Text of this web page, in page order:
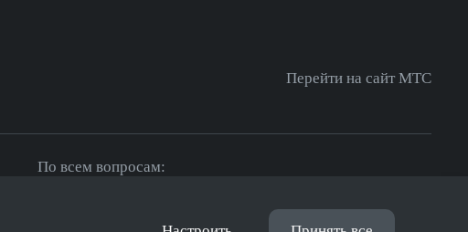
Перейти на сайт МТС
По всем вопросам: